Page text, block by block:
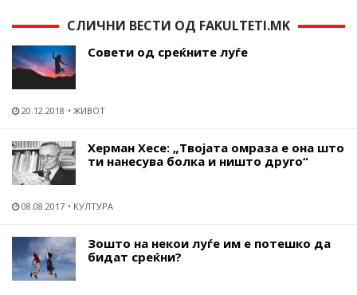
СЛИЧНИ ВЕСТИ ОД FAKULTETI.MK
Совети од среќните луѓе
20.12.2018 ЖИВОТ
Херман Хесе: „Твојата омраза е она што
ти нанесува болка и ништо друго“
08.08.2017 КУЛТУРА
Зошто на некои луѓе им е потешко да
бидат среќни?